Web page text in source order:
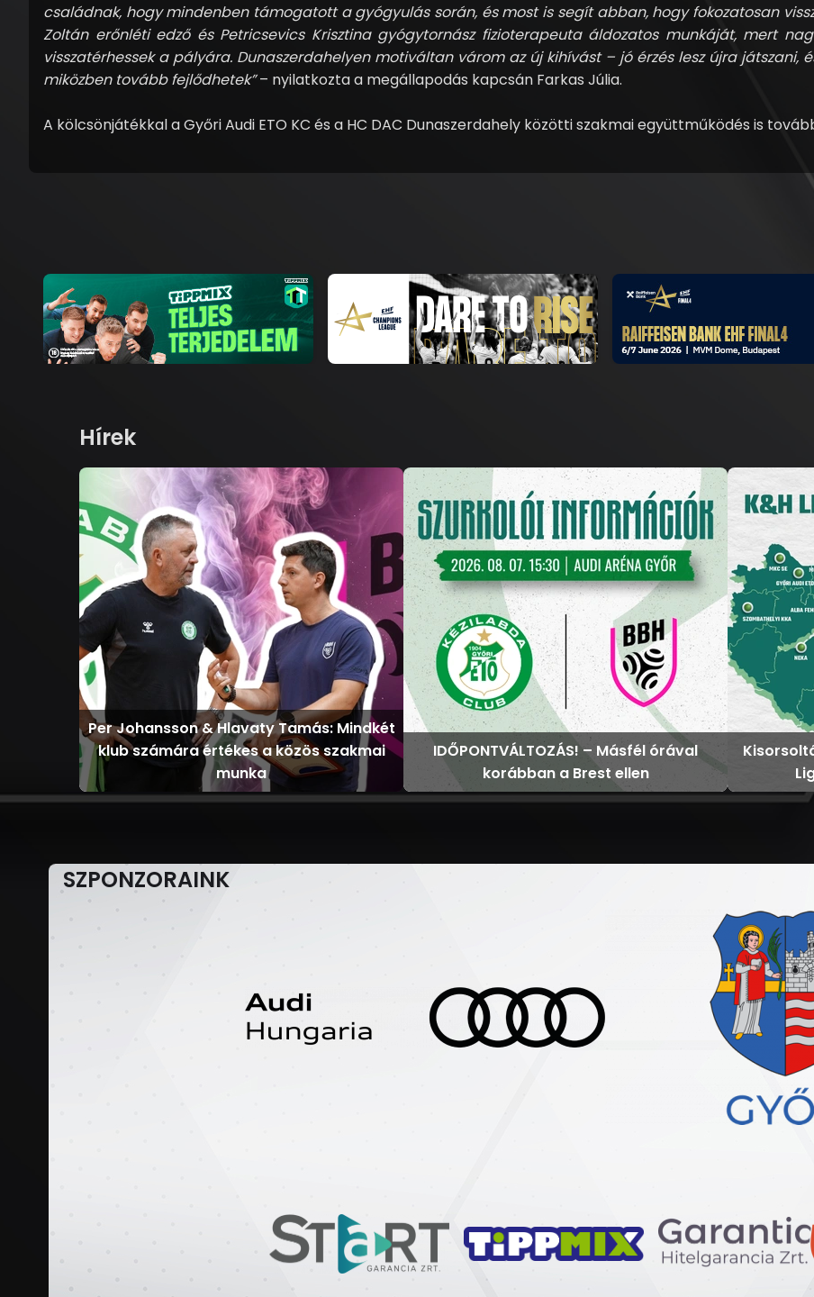
családnak, hogy mindenben támogatott a gyógyulás során, és most is segít abban, hogy fokozatosan
Zoltán erőnléti edző és Petricsevics Krisztina gyógytornász fizioterapeuta áldozatos munkáját, mert
visszatérhessek a pályára. Dunaszerdahelyen motiváltan várom az új kihívást – jó érzés lesz újra
miközben tovább fejlődhetek”– nyilatkozta a megállapodás kapcsán Farkas Júlia.
A kölcsönjátékkal a Győri Audi ETO KC és a HC DAC Dunaszerdahely közötti szakmai együttműködés is
Hírek
Per Johansson & Hlavaty Tamás: Mindkét
klub számára értékes a közös szakmai
munka
IDŐPONTVÁLTOZÁS! – Másfél órával
korábban a Brest ellen
SZPONZORAINK